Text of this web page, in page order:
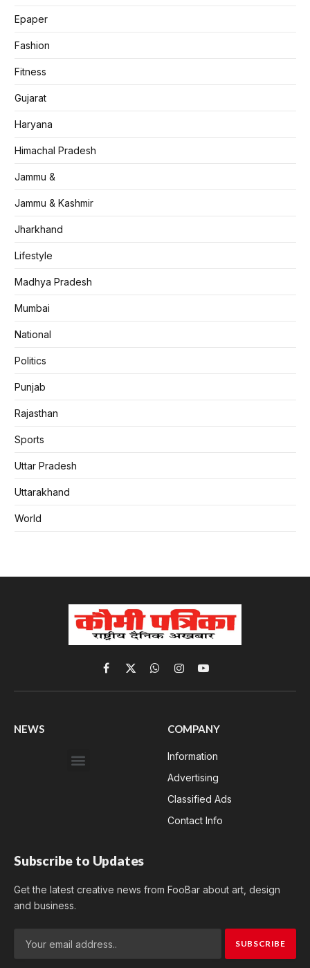
Epaper
Fashion
Fitness
Gujarat
Haryana
Himachal Pradesh
Jammu &
Jammu & Kashmir
Jharkhand
Lifestyle
Madhya Pradesh
Mumbai
National
Politics
Punjab
Rajasthan
Sports
Uttar Pradesh
Uttarakhand
World
Facebook
X
(Twitter)
WhatsApp
InstagramYouTube
NEWS COMPANY
Information
Advertising
Classified Ads
Contact Info
Subscribe to Updates
Get the latest creative news from FooBar about art, design
and business.